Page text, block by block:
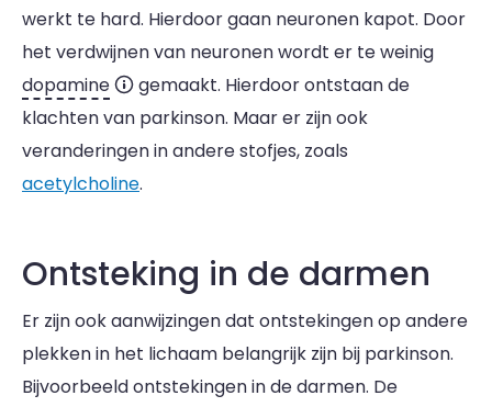
werkt te hard. Hierdoor gaan neuronen kapot. Door
het verdwijnen van neuronen wordt er te weinig
dopamine
gemaakt. Hierdoor ontstaan de
klachten van parkinson. Maar er zijn ook
veranderingen in andere stofjes, zoals
acetylcholine.
Ontsteking in de darmen
Er zijn ook aanwijzingen dat ontstekingen op andere
plekken in het lichaam belangrijk zijn bij parkinson.
Bijvoorbeeld ontstekingen in de darmen. De